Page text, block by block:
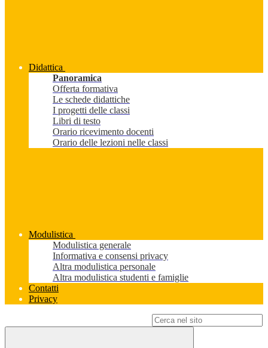
Didattica
Panoramica
Offerta formativa
Le schede didattiche
I progetti delle classi
Libri di testo
Orario ricevimento docenti
Orario delle lezioni nelle classi
Modulistica
Modulistica generale
Informativa e consensi privacy
Altra modulistica personale
Altra modulistica studenti e famiglie
Contatti
Privacy